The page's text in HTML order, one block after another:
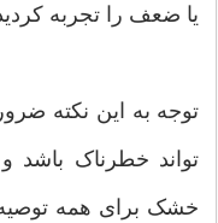
یا ضعف را تجربه
توجه به این نکته
تواند خطرناک باشد و
خشک برای همه